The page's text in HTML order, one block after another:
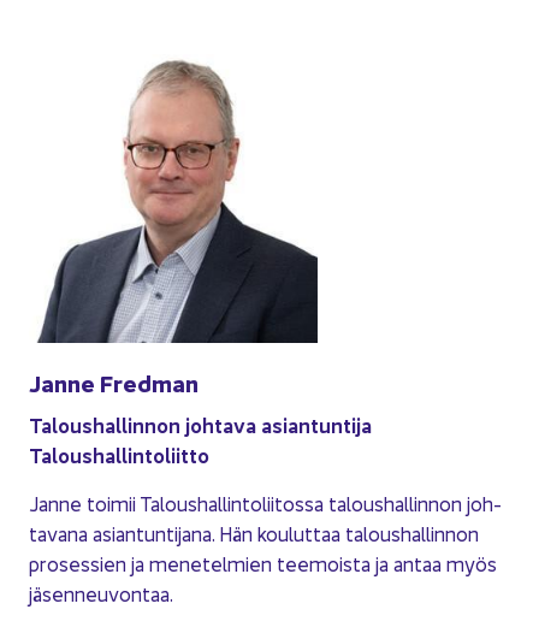
Janne Fred­man
Ta­lous­hal­lin­non joh­ta­va asian­tun­ti­ja
Ta­lous­hal­lin­to­liit­to
Janne toi­mii Ta­lous­hal­lin­to­lii­tos­sa ta­lous­hal­lin­non joh­
ta­va­na asian­tun­ti­ja­na. Hän kou­lut­taa ta­lous­hal­lin­non
pro­ses­sien ja me­ne­tel­mien tee­mois­ta ja antaa myös
jä­sen­neu­von­taa.